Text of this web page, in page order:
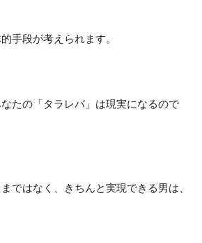
手段が考えられます。
たの「タラレバ」は現実になるので
ではなく、きちんと実現できる男は、